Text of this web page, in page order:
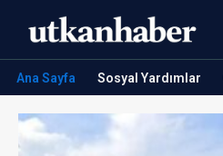
Ana Sayfa Sosyal Yardımlar